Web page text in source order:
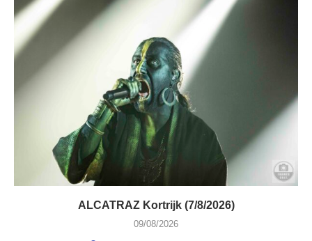
ALCATRAZ Kortrijk (7/8/2026)
09/08/2026